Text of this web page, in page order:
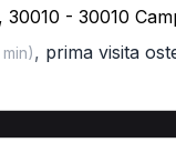
30010 - 30010
, prima visita